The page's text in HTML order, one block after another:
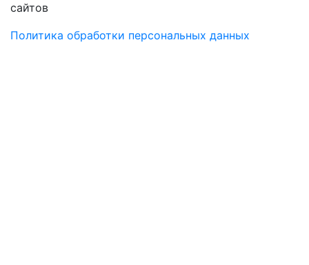
сайтов
Политика обработки персональных данных